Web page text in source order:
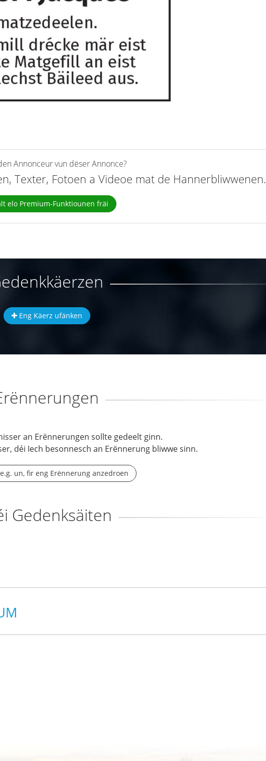
Annonceur vun dëser Annonce?
Texter, Fotoen a Videoe mat de Hannerbliwwenen.
elo Premium-Funktiounen fräi
Eng Käerz ufänken
an Erënnerungen sollte gedeelt ginn.
déi Iech besonnesch an Erënnerung bliwwe sinn.
un, fir eng Erënnerung anzedroen
Gedenksäiten